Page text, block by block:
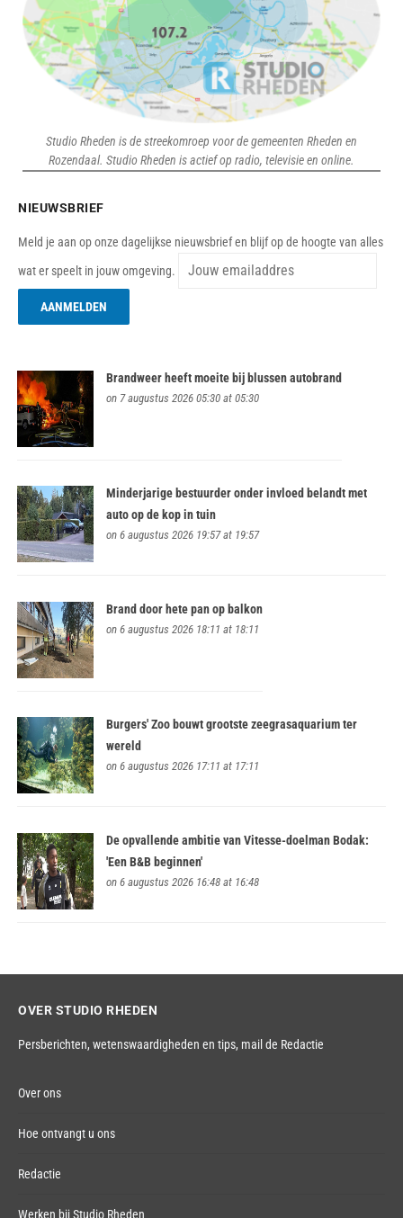
Studio Rheden is de streekomroep voor de gemeenten Rheden en
Rozendaal. Studio Rheden is actief op radio, televisie en online.
NIEUWSBRIEF
Meld je aan op onze dagelijkse nieuwsbrief en blijf op de hoogte van alles
wat er speelt in jouw omgeving.
Brandweer heeft moeite bij blussen autobrand
on 7 augustus 2026 05:30 at 05:30
Minderjarige bestuurder onder invloed belandt met
auto op de kop in tuin
on 6 augustus 2026 19:57 at 19:57
Brand door hete pan op balkon
on 6 augustus 2026 18:11 at 18:11
Burgers' Zoo bouwt grootste zeegrasaquarium ter
wereld
on 6 augustus 2026 17:11 at 17:11
De opvallende ambitie van Vitesse-doelman Bodak:
'Een B&B beginnen'
on 6 augustus 2026 16:48 at 16:48
OVER STUDIO RHEDEN
Persberichten, wetenswaardigheden en tips, mail de Redactie
Over ons
Hoe ontvangt u ons
Redactie
Werken bij Studio Rheden